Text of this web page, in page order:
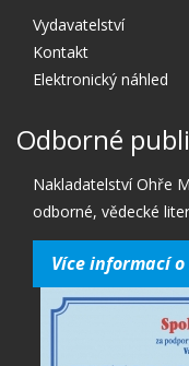
Vydavatelství
Kontakt
Elektronický náhled
Odborné
Nakladatelství Ohře
odborné, vědecké
Více informací